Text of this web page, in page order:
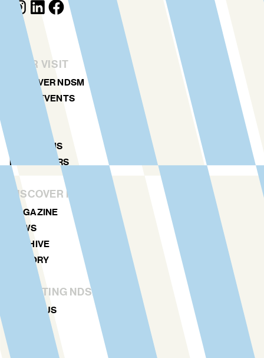
YOUR VISIT
DISCOVER NDSM
ART & EVENTS
AGENDA
LOCATIONS
NDSM TOURS
DISCOVER MORE
MAGAZINE
NEWS
ARCHIVE
HISTORY
STICHTING NDSM-WERF
ABOUT US